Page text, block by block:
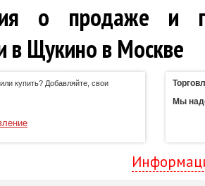
о продаже и
в Щукино в Москве
купить? Добавляйте, свои
Мы